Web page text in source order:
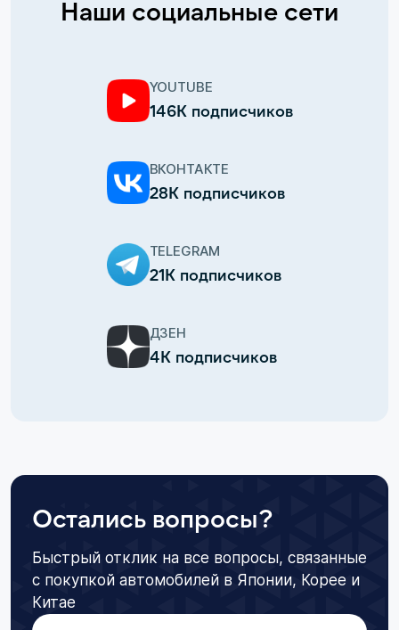
Наши социальные сети
YOUTUBE
146К подписчиков
ВКОНТАКТЕ
28К подписчиков
TELEGRAM
21К подписчиков
ДЗЕН
4К подписчиков
Остались вопросы?
Быстрый отклик на все вопросы, связанные
с покупкой автомобилей в Японии, Корее и
Китае